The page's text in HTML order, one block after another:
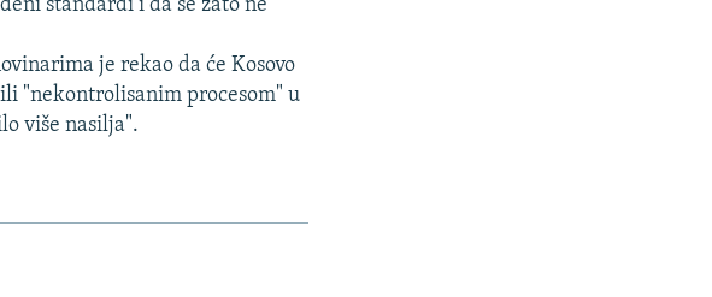
standardi i da se zato ne
je rekao da će Kosovo
"nekontrolisanim procesom" u
više nasilja".